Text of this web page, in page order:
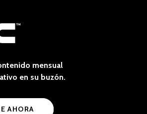
mensual
en su buzón.
AHORA